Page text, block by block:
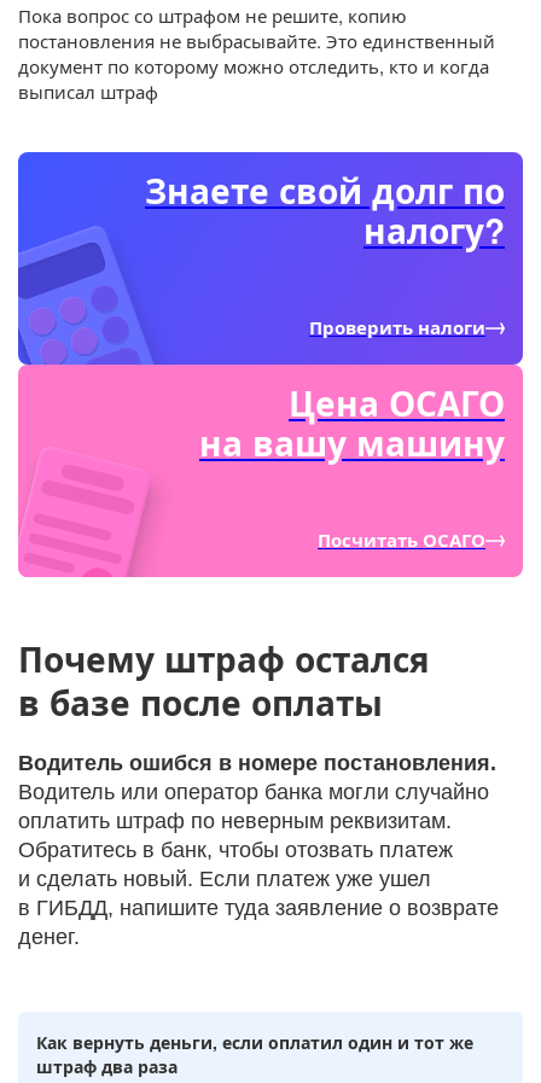
Пока вопрос со штрафом не решите, копию
постановления не выбрасывайте. Это единственный
документ по которому можно отследить, кто и когда
выписал штраф
Знаете свой долг по
налогу?
Проверить налоги
Цена ОСАГО
на вашу машину
Посчитать ОСАГО
Почему штраф остался
в базе после оплаты
Водитель ошибся в номере постановления.
Водитель или оператор банка могли случайно
оплатить штраф по неверным реквизитам.
Обратитесь в банк, чтобы отозвать платеж
и сделать новый. Если платеж уже ушел
в ГИБДД, напишите туда заявление о возврате
денег.
Как вернуть деньги, если оплатил один и тот же
штраф два раза